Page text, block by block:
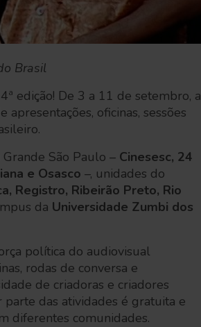
Brasil
edição! De 3 a 11 de setembro, a
oficinas, sessões
São Paulo – Cinesesc, 24
e Osasco –, unidades do
Registro, Ribeirão Preto, Rio
da Universidade Zumbi dos
política do audiovisual
rodas de conversa e
de criadoras e criadores
das atividades é gratuita e
diferentes comunidades.